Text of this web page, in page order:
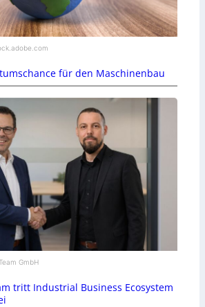
für den Maschinenbau
GmbH
tritt Industrial Business Ecosystem